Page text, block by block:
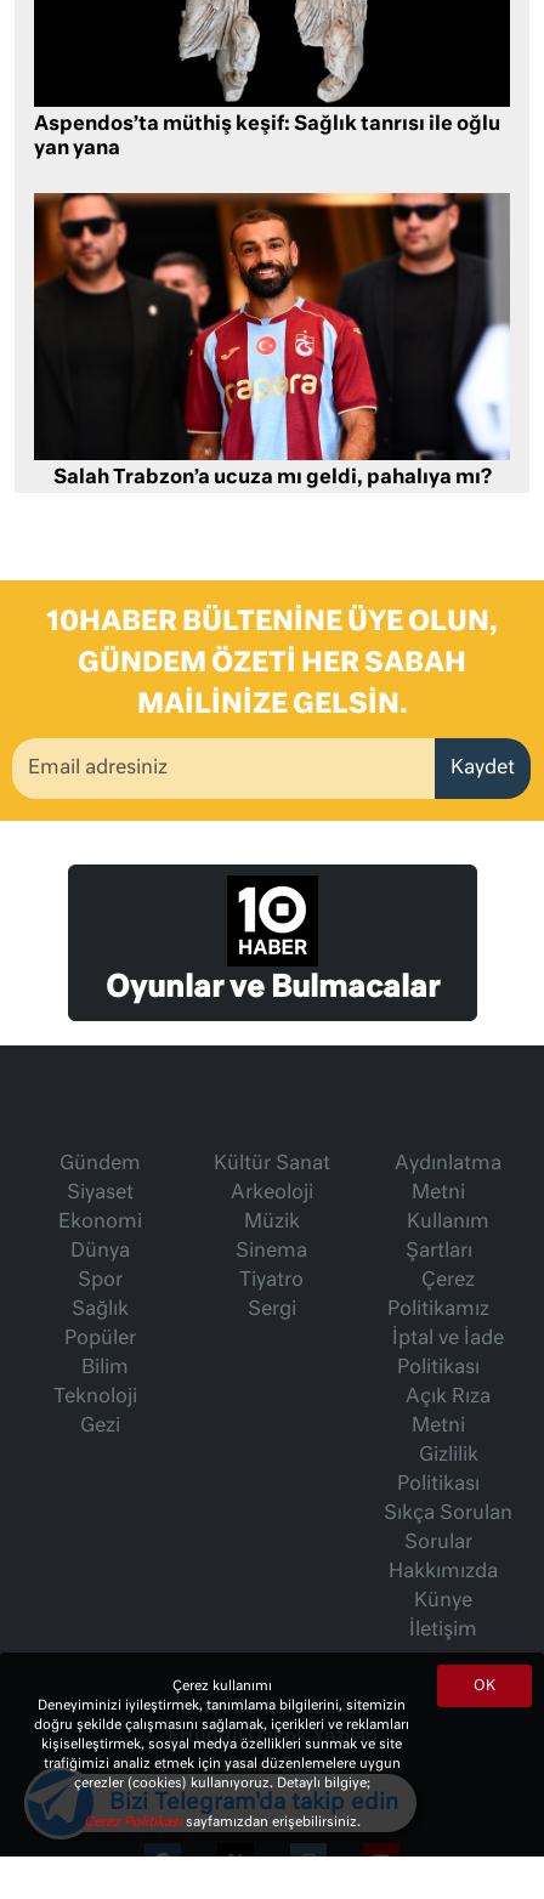
Aspendos’ta müthiş keşif: Sağlık tanrısı ile oğlu
yan yana
Salah Trabzon’a ucuza mı geldi, pahalıya mı?
10HABER BÜLTENINE ÜYE OLUN,
GÜNDEM ÖZETI HER SABAH
MAILINIZE GELSIN.
Kaydet
Oyunlar ve Bulmacalar
Gündem
Siyaset
Ekonomi
Dünya
Spor
Sağlık
Popüler
Bilim
Teknoloji
Gezi
Kültür Sanat
Arkeoloji
Müzik
Sinema
Tiyatro
Sergi
Aydınlatma
Metni
Kullanım
Şartları
Çerez
Politikamız
İptal ve İade
Politikası
Açık Rıza
Metni
Gizlilik
Politikası
Sıkça Sorulan
Sorular
Hakkımızda
Künye
İletişim
İsmet Berkan Yazıları
Ertuğrul Özkök Yazıları
Haftalık Gazete
OK
Çerez kullanımı
Deneyiminizi iyileştirmek, tanımlama bilgilerini, sitemizin
doğru şekilde çalışmasını sağlamak, içerikleri ve reklamları
kişiselleştirmek, sosyal medya özellikleri sunmak ve site
trafiğimizi analiz etmek için yasal düzenlemelere uygun
çerezler (cookies) kullanıyoruz. Detaylı bilgiye;
Çerez Politikasısayfamızdan erişebilirsiniz.
Bizi Telegram'da takip edin